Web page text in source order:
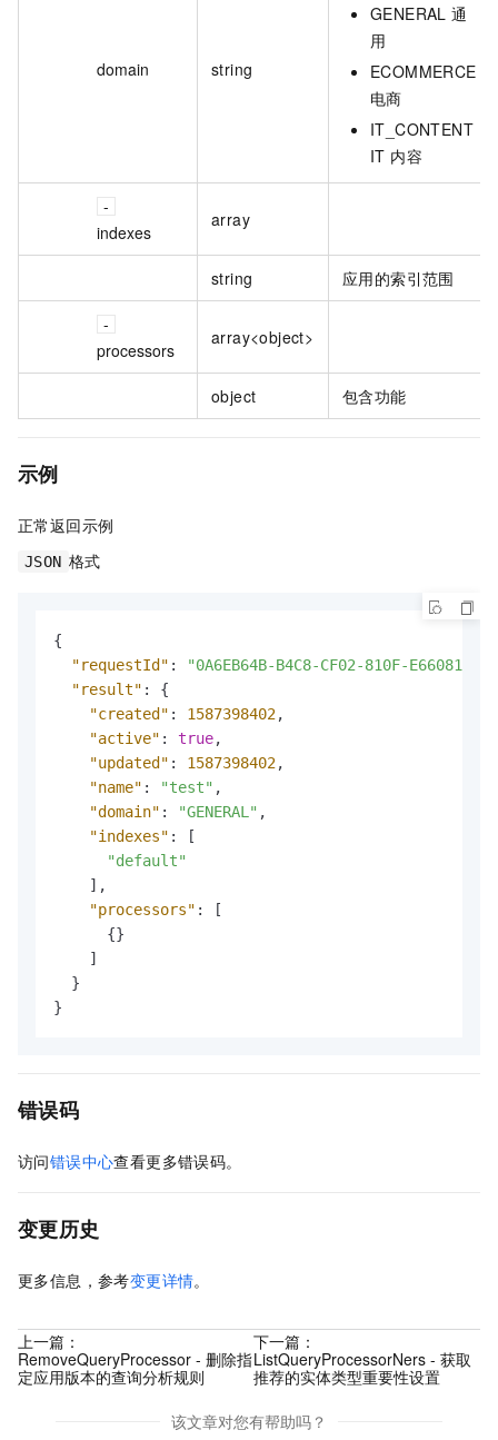
domain string
GENERAL 通
用
ECOMMERCE
电商
IT_CONTENT
IT 内容
indexes
array
string 应用的索引范围
processors
array<object>
object 包含功能
示例
正常返回示例
JSON 格式
{
"requestId" :
"0A6EB64B-B4C8-CF02-810F-
"result" :
{
"created" : 1587398402,
"active" : true,
"updated" : 1587398402,
"name" : "test" ,
"domain" : "GENERAL" ,
"indexes" :
[
"default"
] ,
"processors" :
[
{}
]
}
}
错误码
访问错误中心查看更多错误码。
变更历史
更多信息，参考变更详情。
上一篇：
RemoveQueryProcessor - 删除指
定应用版本的查询分析规则
下一篇：
ListQueryProcessorNers - 获取
推荐的实体类型重要性设置
该文章对您有帮助吗？